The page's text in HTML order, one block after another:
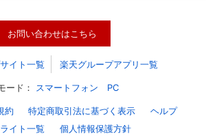
お問い合わせはこちら
イト一覧 楽天グループアプリ一覧
ード： スマートフォン PC
約 特定商取引法に基づく表示
ヘルプ
イト一覧
個人情報保護方針